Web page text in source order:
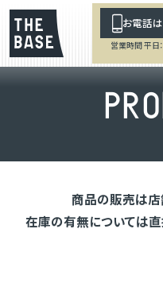
お電話
営業時間 平日
PRO
商品の販売は店
在庫の有無については